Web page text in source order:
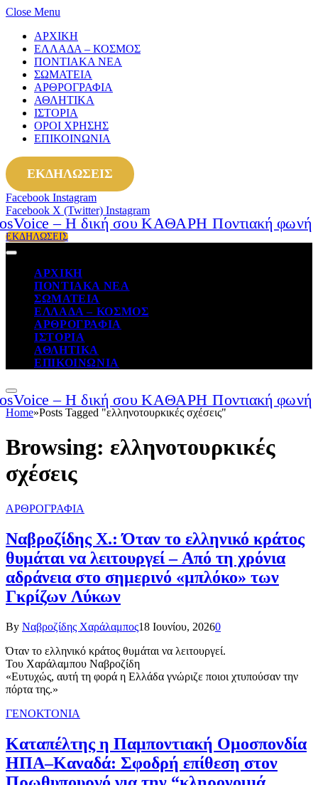
Close Menu
ΑΡΧΙΚΗ
ΕΛΛΑΔΑ – ΚΟΣΜΟΣ
ΠΟΝΤΙΑΚΑ ΝΕΑ
ΣΩΜΑΤΕΙΑ
ΑΡΘΡΟΓΡΑΦΙΑ
ΑΘΛΗΤΙΚΑ
ΙΣΤΟΡΙΑ
ΟΡΟΙ ΧΡΗΣΗΣ
ΕΠΙΚΟΙΝΩΝΙΑ
ΕΚΔΗΛΩΣΕΙΣ
Facebook Instagram
Facebook X (Twitter) Instagram
ΕΚΔΗΛΩΣΕΙΣ
ΑΡΧΙΚΗ
ΠΟΝΤΙΑΚΑ ΝΕΑ
ΣΩΜΑΤΕΙΑ
ΕΛΛΑΔΑ – ΚΟΣΜΟΣ
ΑΡΘΡΟΓΡΑΦΙΑ
ΙΣΤΟΡΙΑ
ΑΘΛΗΤΙΚΑ
ΕΠΙΚΟΙΝΩΝΙΑ
Home»Posts Tagged "ελληνοτουρκικές σχέσεις"
Browsing: ελληνοτουρκικές
σχέσεις
ΑΡΘΡΟΓΡΑΦΙΑ
Ναβροζίδης Χ.: Όταν το ελληνικό κράτος
θυμάται να λειτουργεί – Από τη χρόνια
αδράνεια στο σημερινό «μπλόκο» των
Γκρίζων Λύκων
By Ναβροζίδης Χαράλαμπος18 Ιουνίου, 20260
Όταν το ελληνικό κράτος θυμάται να λειτουργεί.
Του Χαράλαμπου Ναβροζίδη
«Ευτυχώς, αυτή τη φορά η Ελλάδα γνώριζε ποιοι χτυπούσαν την
πόρτα της.»
ΓΕΝΟΚΤΟΝΙΑ
Καταπέλτης η Παμποντιακή Ομοσπονδία
ΗΠΑ–Καναδά: Σφοδρή επίθεση στον